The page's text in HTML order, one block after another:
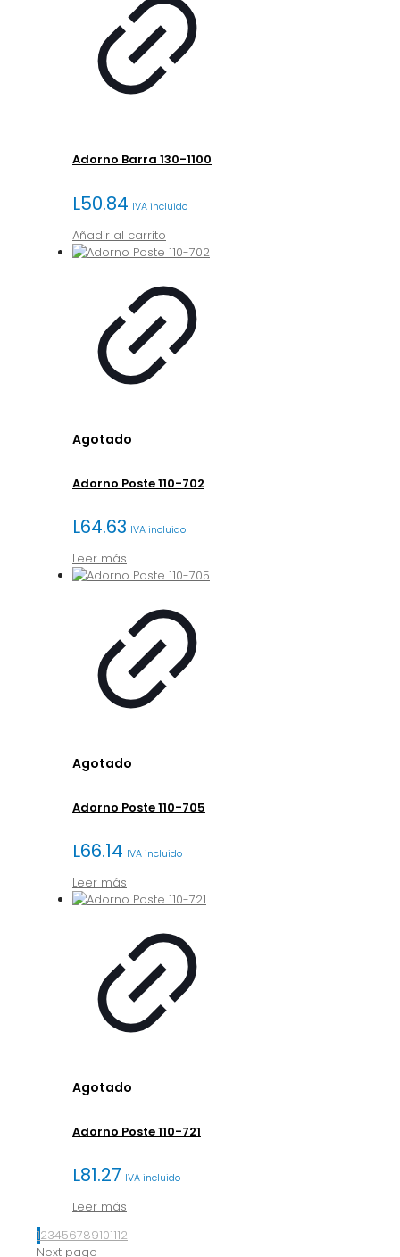
Adorno Barra 130-1100
L50.84 IVA incluido
Añadir al carrito
Agotado
Adorno Poste 110-702
L64.63 IVA incluido
Leer más
Agotado
Adorno Poste 110-705
L66.14 IVA incluido
Leer más
Agotado
Adorno Poste 110-721
L81.27 IVA incluido
Leer más
123456789101112
Next page